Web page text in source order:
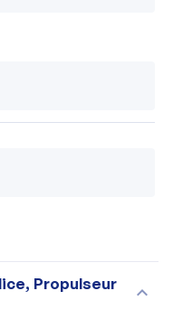
Propulseur
expand_more